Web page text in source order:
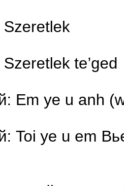
Szeretlek
te’ged
Em ye u anh
Toi ye u em